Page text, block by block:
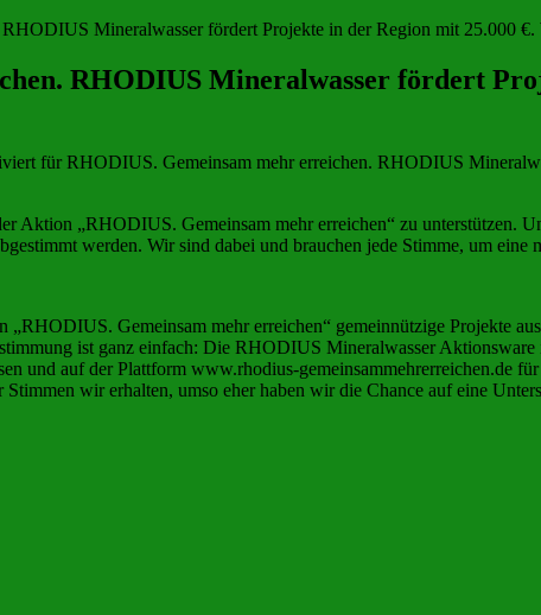
Mineralwasser fördert Projekte in der Region mit 25.000 €.
RHODIUS Mineralwasser fördert
für RHODIUS. Gemeinsam mehr erreichen. RHODIUS
Aktion „RHODIUS. Gemeinsam mehr erreichen“ zu unterstützen.
werden. Wir sind dabei und brauchen jede Stimme, um
Gemeinsam mehr erreichen“ gemeinnützige Projekte
ist ganz einfach: Die RHODIUS Mineralwasser
und auf der Plattform www.rhodius-gemeinsammehrerreichen.de
wir erhalten, umso eher haben wir die Chance auf eine